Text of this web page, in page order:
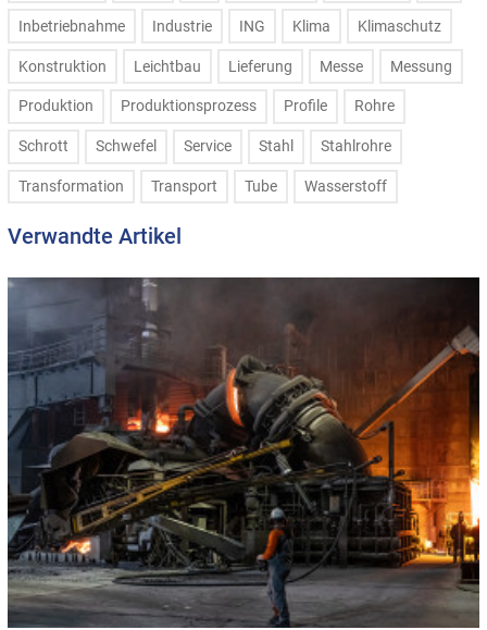
Inbetriebnahme Industrie ING Klima Klimaschutz
Konstruktion Leichtbau Lieferung Messe Messung
Produktion Produktionsprozess Profile Rohre
Schrott Schwefel Service Stahl Stahlrohre
Transformation Transport Tube Wasserstoff
Verwandte Artikel